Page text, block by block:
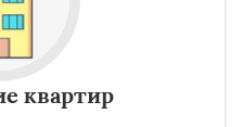
квартир